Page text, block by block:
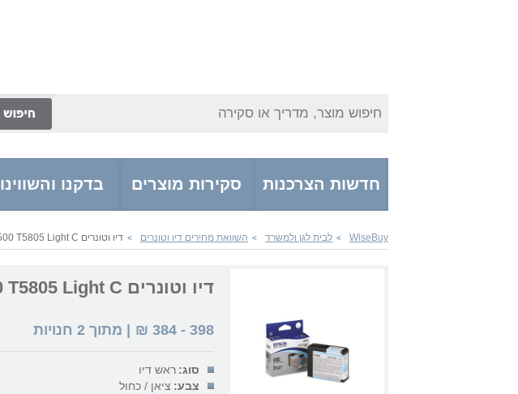
חיפוש מוצר, מדריך או סקירה
חדשות הצרכנות סקירות מוצרים בדקנו והשווינו
WiseBuy
> לבית לגן ולמשרד > השוואת מחירים דיו וטונרים > דיו וטונרים Epson C13T580500 T580500 T5805 Light C
דיו וטונרים Epson C13T580500 T580500 T5805 Light C
398
-
384
₪ | מתוך 2 חנויות
סוג: ראש דיו
צבע: ציאן / כחול